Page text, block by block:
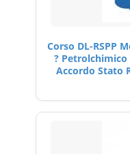
Corso DL-RSPP
? Petrolchimico
Accordo Stato